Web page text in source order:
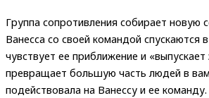
Группа сопротивления собирает новую
Ванесса со своей командой спускаются
чувствует ее приближение и
превращает большую часть людей в
подействовала на Ванессу и ее